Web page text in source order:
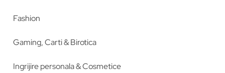
Fashion
Gaming, Carti & Birotica
Ingrijire personala & Cosmetice